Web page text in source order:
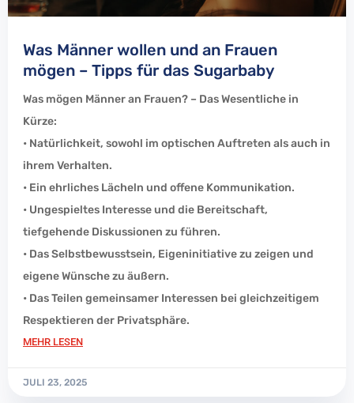
Was Männer wollen und an Frauen
mögen – Tipps für das Sugarbaby
Was mögen Männer an Frauen? – Das Wesentliche in
Kürze:
• Natürlichkeit, sowohl im optischen Auftreten als auch in
ihrem Verhalten.
• Ein ehrliches Lächeln und offene Kommunikation.
• Ungespieltes Interesse und die Bereitschaft,
tiefgehende Diskussionen zu führen.
• Das Selbstbewusstsein, Eigeninitiative zu zeigen und
eigene Wünsche zu äußern.
• Das Teilen gemeinsamer Interessen bei gleichzeitigem
Respektieren der Privatsphäre.
MEHR LESEN
JULI 23, 2025